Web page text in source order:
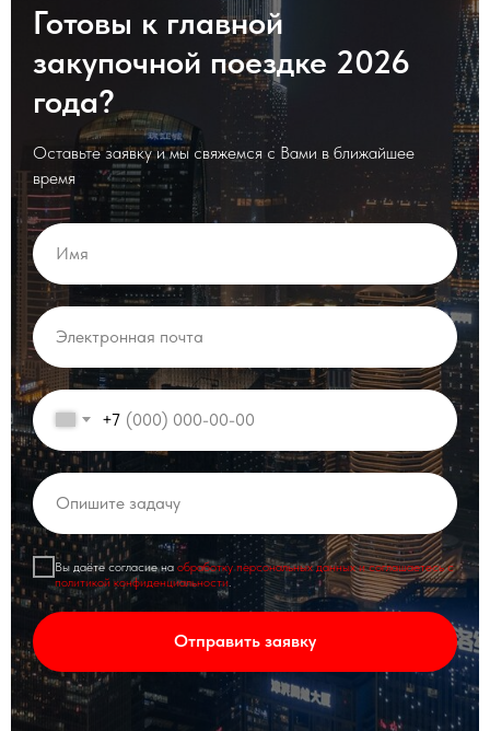
Готовы к главной
закупочной поездке 2026
года?
Оставьте заявку и мы свяжемся с Вами в ближайшее
время
+7
Вы даёте согласие на обработку персональных данных и соглашаетесь с
политикой конфиденциальности
Отправить заявку